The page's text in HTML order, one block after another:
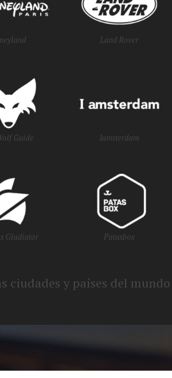
Land Rover
Guide Iamsterdam
Gladiator Patasbox
ciudades y países del mundo